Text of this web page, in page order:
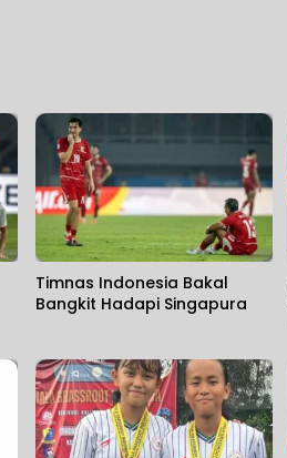
Timnas Indonesia Bakal
Bangkit Hadapi Singapura